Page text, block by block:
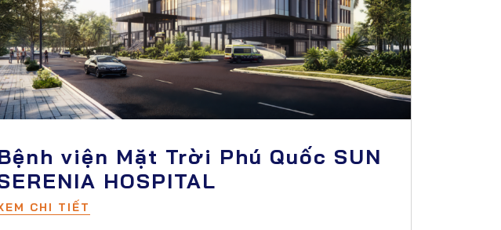
viện Mặt Trời Phú Quốc SUN
HOSPITAL
CHI TIẾT